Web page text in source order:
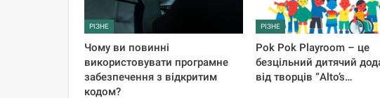
РІЗНЕ
Чому ви повинні
використовувати програмне
забезпечення з відкритим
кодом?
РІЗНЕ
Pok Pok Playroom – це
безцільний дитячий
від творців “Alto’s…